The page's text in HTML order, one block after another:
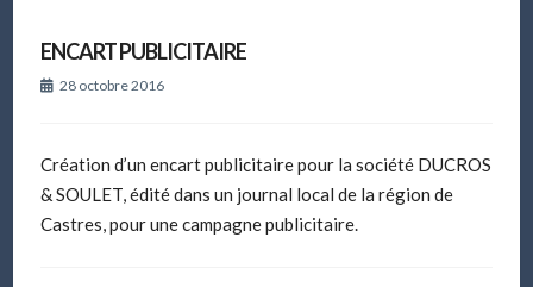
ENCART PUBLICITAIRE
28 octobre 2016
Création d’un encart publicitaire pour la société DUCROS
& SOULET, édité dans un journal local de la région de
Castres, pour une campagne publicitaire.